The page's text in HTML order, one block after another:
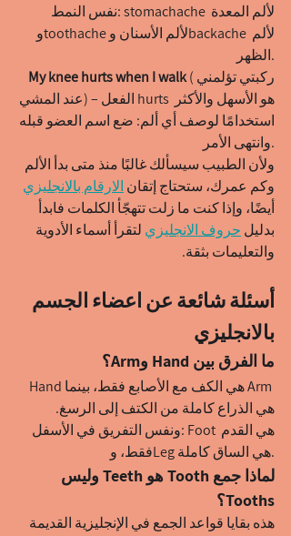
نفس النمط: stomachache لألم المعدة
وtoothache لألم الأسنان وbackache لألم
الظهر.
My knee hurts when I walk (ركبتي تؤلمني
عند المشي) – الفعل hurts هو الأسهل والأكثر
استخدامًا لوصف أي ألم: ضع اسم العضو قبله
وانتهى الأمر.
ولأن الطبيب سيسألك غالبًا منذ متى بدأ الألم
وكم عمرك، ستحتاج إتقان الارقام بالانجليزي
أيضًا، وإذا كنت ما زلت تتهجّأ الكلمات فابدأ
بدليل حروف الانجليزي لتقرأ أسماء الأدوية
والتعليمات بثقة.
أسئلة شائعة عن اعضاء الجسم
بالانجليزي
ما الفرق بين Hand وArm؟
Hand هي الكف مع الأصابع فقط، بينما Arm
هي الذراع كاملة من الكتف إلى الرسغ.
ونفس التفريق في الأسفل: Foot هي القدم
فقط، وLeg هي الساق كاملة.
لماذا جمع Tooth هو Teeth وليس
Tooths؟
هذه بقايا قواعد الجمع في الإنجليزية القديمة